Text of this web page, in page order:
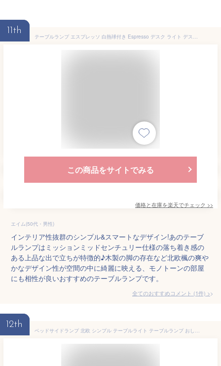
11th
テーブルランプ エスプレッソ 白熱球付き Espresso デスク ライト デスクランプ テーブルランプ おしゃれ LED対応 北欧 ミッドセンチュリー インダストリアル シンプル グレー ホワイト 白 黒 AW-506V【PUP01】 新生活
この商品をサイトでみる
価格と在庫を楽天でチェック >>
エイム(50代・男性)
インテリア性抜群のシンプル&スマートなデザイン!あのテーブ
ルランプはミッションミッドセンチュリー仕様の落ち着き感の
ある上品な出で立ちが特徴的♪木製の脚の存在など北欧楓の爽や
かなデザイン性が空間の中に綺麗に映える、モノトーンの部屋
にも相性が良いおすすめのテーブルランプです。
全てのおすすめコメント (1件) >
12th
ベッドサイドランプ 北欧 シンプル テーブルライト テーブルランプ おしゃれ 北欧 LED対応 E26 ベッドサイドランプ ライト スタンドライト インテリアライト 卓上 LEDライト おしゃれ 間接照明 居間 寝室 常夜灯 オーム電機【シンプルのベッドサイドランプ】